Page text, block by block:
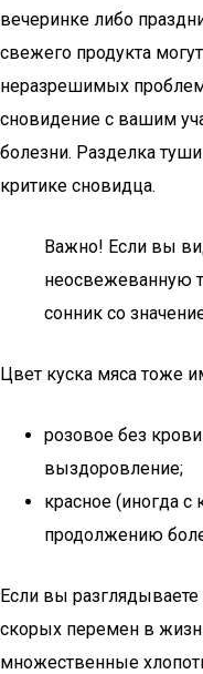
вечеринке либо
свежего продукта
неразрешимых
сновидение с вашим
болезни. Разделка
критике сновидца.
Важно! Если вы
неосвежеванную
сонник со
Цвет куска мяса тоже
розовое без
выздоровление;
красное (иногда
продолжению
Если вы
скорых перемен в
множественные